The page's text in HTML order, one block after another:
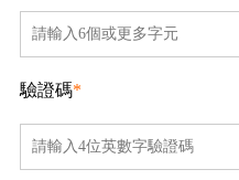
驗證碼*